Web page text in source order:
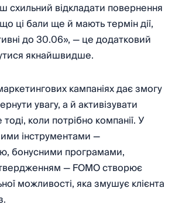
схильний відкладати повернення
ці бали ще й мають термін дії,
до 30.06», — це додатковий
якнайшвидше.
кампаніях дає змогу
увагу, а й активізувати
коли потрібно компанії. У
інструментами —
бонусними програмами,
— FOMO створює
можливості, яка змушує клієнта